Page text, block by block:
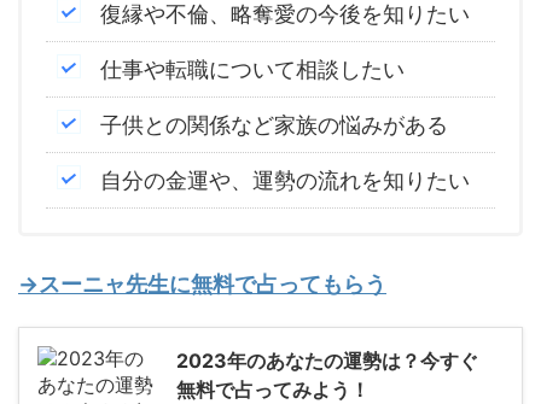
復縁や不倫、略奪愛の今後を知りたい
仕事や転職について相談したい
子供との関係など家族の悩みがある
自分の金運や、運勢の流れを知りたい
→スーニャ先生に無料で占ってもらう
2023年のあなたの運勢は？今すぐ
無料で占ってみよう！